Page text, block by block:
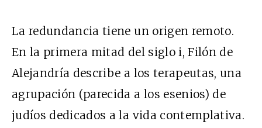
La redundancia tiene un origen remoto.
En la primera mitad del siglo i, Filón de
Alejandría describe a los terapeutas, una
agrupación (parecida a los esenios) de
judíos dedicados a la vida contemplativa.